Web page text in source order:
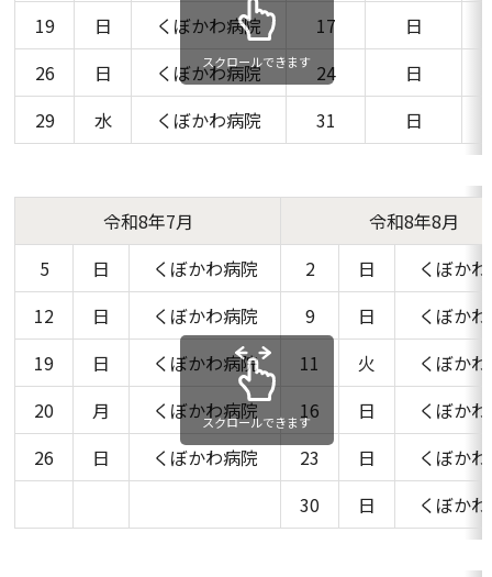
19
日 くぼかわ病院 17 日
26
日 くぼかわ病院 24 日
29
水 くぼかわ病院 31 日
スクロールできます
令和8年7月
令和8年8月
5
日 くぼかわ病院 2 日
くぼか
12
日 くぼかわ病院 9 日
くぼか
19
日 くぼかわ病院 11 火
くぼか
20
月 くぼかわ病院 16 日
くぼか
26
日 くぼかわ病院 23 日
くぼか
30
日 くぼか
スクロールできます